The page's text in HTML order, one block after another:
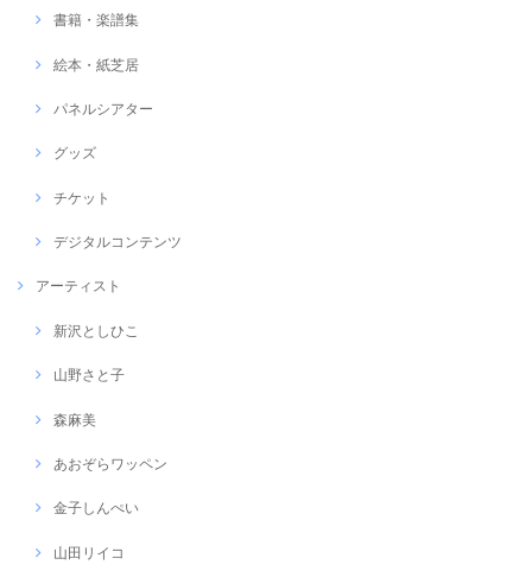
書籍・楽譜集
絵本・紙芝居
パネルシアター
グッズ
チケット
デジタルコンテンツ
アーティスト
新沢としひこ
山野さと子
森麻美
あおぞらワッペン
金子しんぺい
山田リイコ